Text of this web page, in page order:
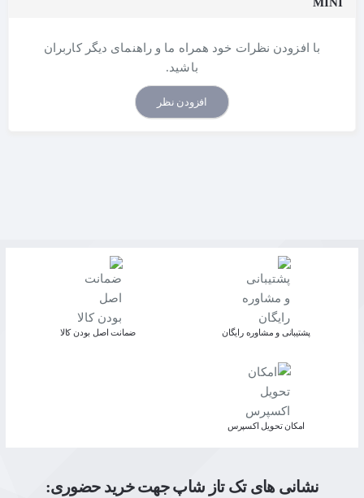
با افزودن نظرات خود همراه ما و راهنمای دیگر کاربران
باشید.
افزودن نظر
پشتیبانی و مشاوره رایگان ﺿﻤﺎﻧﺖ اﺻﻞ ﺑﻮدن ﮐﺎﻟﺎ
اﻣﮑﺎن ﺗﺤﻮﯾﻞ اﮐﺴﭙﺮس
نشانی های تک تاز شاپ جهت خرید حضوری: